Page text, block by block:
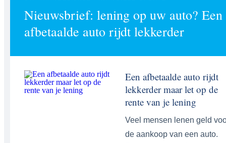
Nieuwsbrief: lening op uw auto? Een
afbetaalde auto rijdt lekkerder
Een afbetaalde auto rijdt
lekkerder maar let op de
rente van je lening
Veel mensen lenen geld
de aankoop van een auto.